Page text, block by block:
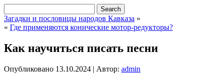
Загадки и пословицы народов Кавказа »
« Где применяются конические мотор-редукторы?
Как научиться писать песни
Опубликовано 13.10.2024 | Автор: admin